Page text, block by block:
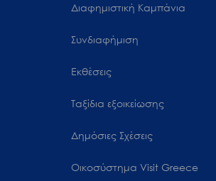
Διαφημιστική Καμπάνια
Συνδιαφήμιση
Εκθέσεις
Ταξίδια εξοικείωσης
Δημόσιες Σχέσεις
Oικοσύστημα Visit Greece